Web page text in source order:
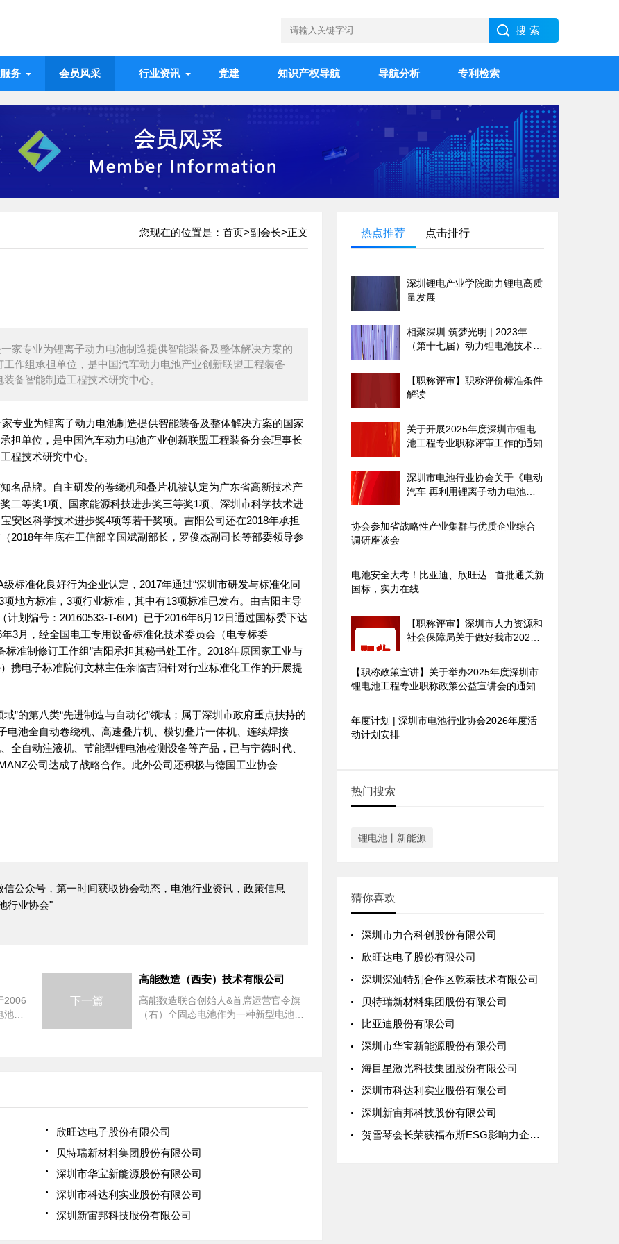
务 会员风采 行业资讯 党建 知识产权导航 导航分析 专利检索
您现在的位置是： 首页>副会长>正文
家专业为锂离子动力电池制造提供智能装备及整体解决方案的
作组承担单位，是中国汽车动力电池产业创新联盟工程装备
备智能制造工程技术研究中心。
专业为锂离子动力电池制造提供智能装备及整体解决方案的国家
担单位，是中国汽车动力电池产业创新联盟工程装备分会理事长
程技术研究中心。
名品牌。自主研发的卷绕机和叠片机被认定为广东省高新技术产
二等奖1项、国家能源科技进步奖三等奖1项、深圳市科学技术进
安区科学技术进步奖4项等若干奖项。吉阳公司还在2018年承担
2018年年底在工信部辛国斌副部长，罗俊杰副司长等部委领导参
标准化良好行为企业认定，2017年通过“深圳市研发与标准化同
地方标准，3项行业标准，其中有13项标准已发布。由吉阳主导
划编号：20160533-T-604）已于2016年6月12日通过国标委下达
3月，经全国电工专用设备标准化技术委员会（电专标委
标准制修订工作组”吉阳承担其秘书处工作。2018年原国家工业与
携电子标准院何文林主任亲临吉阳针对行业标准化工作的开展提
”的第八类“先进制造与自动化”领域；属于深圳市政府重点扶持的
电池全自动卷绕机、高速叠片机、模切叠片一体机、连续焊接
全自动注液机、节能型锂电池检测设备等产品，已与宁德时代、
公司达成了战略合作。此外公司还积极与德国工业协会
公众号，第一时间获取协会动态，电池行业资讯，政策信息
行业协会"
2006
，
区。
下一篇
高能数造（西安）技术有限公司
高能数造联合创始人&首席运营官令旗
（右）全固态电池作为一种新型电池技
欣旺达电子股份有限公司
贝特瑞新材料集团股份有限公司
深圳市华宝新能源股份有限公司
深圳市科达利实业股份有限公司
深圳新宙邦科技股份有限公司
热点推荐 点击排行
深圳锂电产业学院助力锂电高质
量发展
相聚深圳 筑梦光明 | 2023年
（第十七届）动力锂电池技术及
【职称评审】职称评价标准条件
解读
关于开展2025年度深圳市锂电
池工程专业职称评审工作的通知
深圳市电池行业协会关于《电动
汽车 再利用锂离子动力电池设
协会参加省战略性产业集群与优质企业综合
调研座谈会
电池安全大考！比亚迪、欣旺达...首批通关新
国标，实力在线
【职称评审】深圳市人力资源和
社会保障局关于做好我市2025
【职称政策宣讲】关于举办2025年度深圳市
锂电池工程专业职称政策公益宣讲会的通知
年度计划 | 深圳市电池行业协会2026年度活
动计划安排
热门搜索
锂电池丨新能源
猜你喜欢
深圳市力合科创股份有限公司
欣旺达电子股份有限公司
深圳深汕特别合作区乾泰技术有限公司
贝特瑞新材料集团股份有限公司
比亚迪股份有限公司
深圳市华宝新能源股份有限公司
海目星激光科技集团股份有限公司
深圳市科达利实业股份有限公司
深圳新宙邦科技股份有限公司
贺雪琴会长荣获福布斯ESG影响力企业人物，协会携手探讨绿色规则下出海新路径